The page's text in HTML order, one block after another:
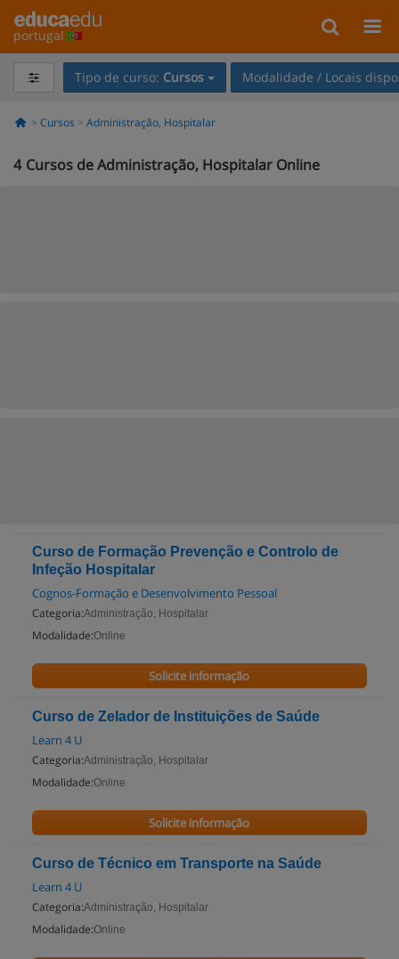
portugal
Tipo de curso: Cursos Modalidade / Locais
Cursos Administração, Hospitalar
4 Cursos de Administração, Hospitalar Online
Curso de Formação Prevenção e Controlo de
Infeção Hospitalar
Cognos-Formação e Desenvolvimento Pessoal
Categoria:Administração, Hospitalar
Modalidade:Online
Solicite informação
Curso de Zelador de Instituições de Saúde
Learn 4 U
Categoria:Administração, Hospitalar
Modalidade:Online
Solicite informação
Curso de Técnico em Transporte na Saúde
Learn 4 U
Categoria:Administração, Hospitalar
Modalidade:Online